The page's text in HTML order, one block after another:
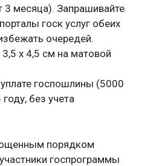
3 месяца). Запрашивайте
госк услуг обеих
очередей.
x 4,5 см на матовой
госпошлины (5000
без учета
порядком
госпрограммы